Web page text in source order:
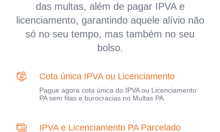
das multas, além de pagar IPVA e
licenciamento, garantindo aquele alívio não
só no seu tempo, mas também no seu
bolso.
Cota única IPVA ou Licenciamento
Pague agora cota única do IPVA ou Licenciamento
PA sem filas e burocracias no Multas PA.
IPVA e Licenciamento PA Parcelado